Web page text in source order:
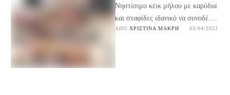
Νηστίσιμο κέικ μήλου με καρύδια
και σταφίδες ιδανικό να συνοδέψει
τον καφέ μας ή το τσάι μας. Μια
ΑΠΌ ΧΡΙΣΤΊΝΑ ΜΑΚΡΉ 03/04/2022